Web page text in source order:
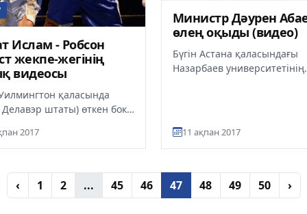
Ислам - Робсон
жекпе-жегінің
видеосы
қаласында
штаты) өткен бокс
WBO Int...
2017
Министр Дәурен
өлең оқыды (видео)
Бүгін Астана қаласындағы
Назарбаев университетінің
11 ақпан 2017
‹ 1 2 ... 45 46 47 48 49 50 ›